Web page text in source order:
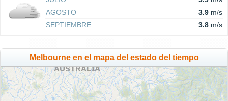
AGOSTO
3.9 m/s
SEPTIEMBRE
3.8 m/s
Melbourne en el mapa del estado del tiempo